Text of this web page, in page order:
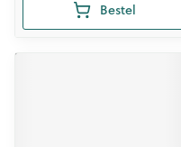
Bestel